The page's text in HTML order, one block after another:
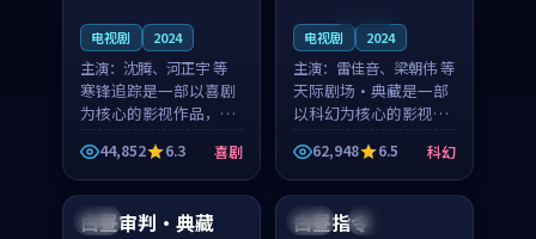
电视剧 2024
主演： 沈腾、河正宇 等
寒锋追踪是一部以喜剧
为核心的影视作品，围
绕危机、反转与人物成
长展开，整体节奏紧
凑，值得推荐观看。
44,852 6.3 喜剧
电视剧 2024
主演： 雷佳音、梁朝伟 等
天际剧场·典藏是一部
以科幻为核心的影视作
品，围绕危机、反转与
人物成长展开，整体节
奏紧凑，值得推荐观
看。
62,948 6.5 科幻
英国
白昼审判·典藏 法国 院线
白昼指令